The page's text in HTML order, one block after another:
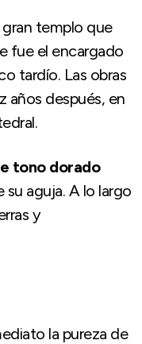
templo que
fue el encargado
tardío. Las obras
años después, en
tono dorado
aguja. A lo largo
y
la pureza de